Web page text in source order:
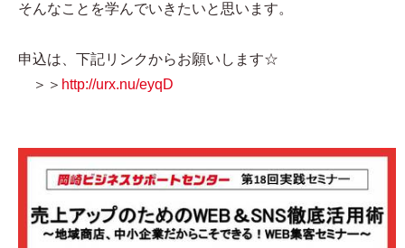
そんなことを学んでいきたいと思います。
申込は、下記リンクからお願いします☆
＞＞ http://urx.nu/eyqD